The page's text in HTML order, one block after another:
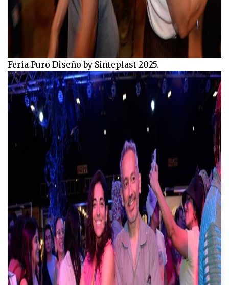
Feria Puro Diseño by Sinteplast 2025.